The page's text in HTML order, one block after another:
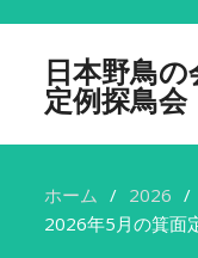
日本野鳥
定例探鳥会
ホーム 2026
2026年5月の箕面